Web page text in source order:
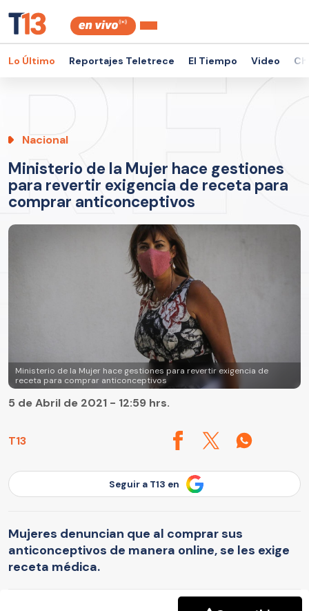
Lo Último Reportajes Teletrece El Tiempo Video
Nacional
Ministerio de la Mujer hace gestiones
para revertir exigencia de receta para
comprar anticonceptivos
Ministerio de la Mujer hace gestiones para revertir exigencia de
receta para comprar anticonceptivos
T13
5 de Abril de 2021 - 12:59 hrs.
Seguir a T13 en
Mujeres denuncian que al comprar sus
anticonceptivos de manera online, se les exige
receta médica.